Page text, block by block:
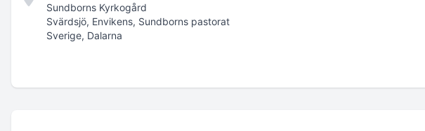
Sundborns Kyrkogård
Svärdsjö, Envikens, Sundborns pastorat
Sverige, Dalarna